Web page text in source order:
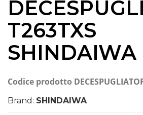
T263TXS
SHINDAIWA
Codice prodotto
Brand: SHINDAIWA